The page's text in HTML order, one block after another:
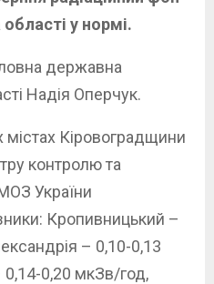
у нормі.
державна
Надія Оперчук.
містах Кіровоградщини
контролю та
України
Кропивницький –
– 0,10-0,13
0,20 мкЗв/год,